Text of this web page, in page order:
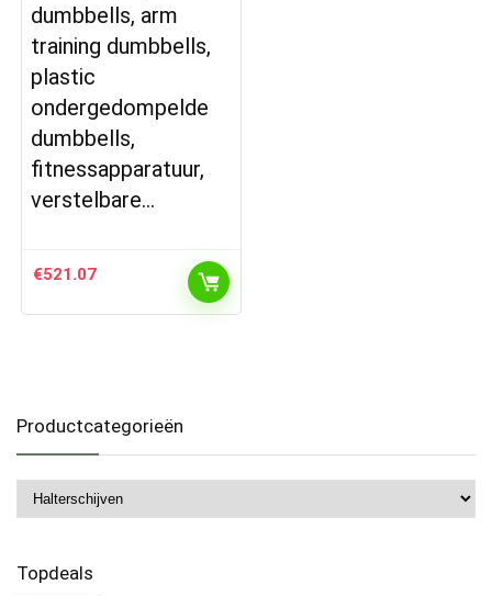
dumbbells, arm
training dumbbells,
plastic
ondergedompelde
dumbbells,
fitnessapparatuur,
verstelbare…
€521.07
Productcategorieën
Topdeals